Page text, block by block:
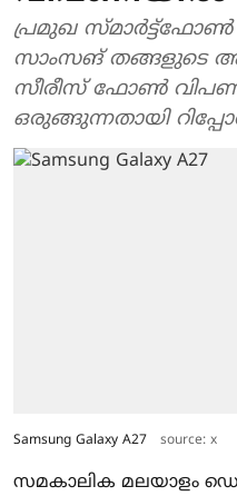
പ്രമുഖ സ്മാര്‍ട്ട്‌ഫോണ്‍
സാംസങ് തങ്ങളുടെ
സീരീസ് ഫോണ്‍
ഒരുങ്ങുന്നതായി
Samsung Galaxy A27 source: x
സമകാലിക മലയാളം